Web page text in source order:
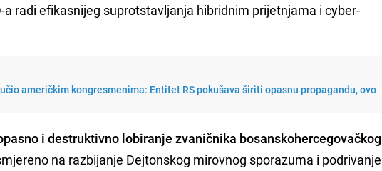
radi efikasnijeg suprotstavljanja hibridnim prijetnjama i cyber-
američkim kongresmenima: Entitet RS pokušava širiti opasnu propagandu, ovo
i destruktivno lobiranje zvaničnika bosanskohercegovačkog
na razbijanje Dejtonskog mirovnog sporazuma i podrivanje